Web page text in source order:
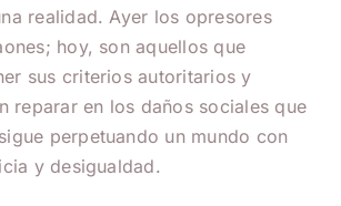
realidad. Ayer los opresores
hoy, son aquellos que
sus criterios autoritarios y
reparar en los daños sociales que
perpetuando un mundo con
y desigualdad.